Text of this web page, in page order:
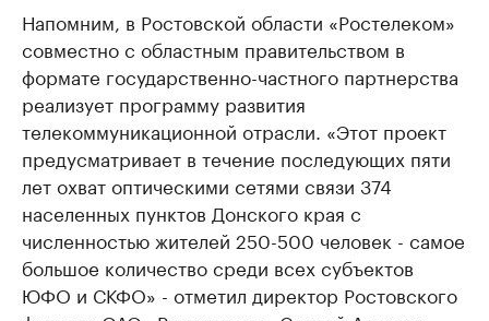
Напомним, в Ростовской области «Ростелеком»
совместно с областным правительством в
формате государственно-частного партнерства
реализует программу развития
телекоммуникационной отрасли. «Этот проект
предусматривает в течение последующих пяти
лет охват оптическими сетями связи 374
населенных пунктов Донского края с
численностью жителей 250-500 человек - самое
большое количество среди всех субъектов
ЮФО и СКФО» - отметил директор Ростовского